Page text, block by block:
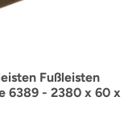
Fußleisten
6389 - 2380 x 60 x